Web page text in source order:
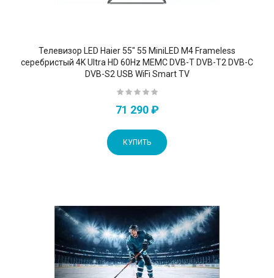
Телевизор LED Haier 55" 55 MiniLED M4 Frameless
серебристый 4K Ultra HD 60Hz MEMC DVB-T DVB-T2 DVB-C
DVB-S2 USB WiFi Smart TV
71 290 ₽
КУПИТЬ